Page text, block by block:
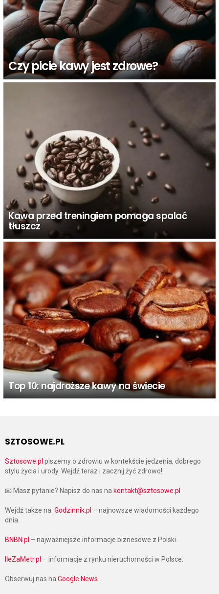
Czy picie kawy jest zdrowe?
Kawa przed treningiem pomaga spalać
tłuszcz
Top 10: najdroższe kawy na świecie
SZTOSOWE.PL
Sztosowe.pl piszemy o zdrowiu w kontekście jedzenia, dobrego
stylu życia i urody. Wejdź teraz i zacznij żyć zdrowo!
📧 Masz pytanie? Napisz do nas na kontakt@sztosowe.pl
Wejdź także na: Godzinnik.pl – najnowsze wiadomości każdego
dnia.
BNBN.pl – najważniejsze informacje biznesowe z Polski.
IleZaMetr.pl – informacje z rynku nieruchomości w Polsce.
Obserwuj nas na Google News